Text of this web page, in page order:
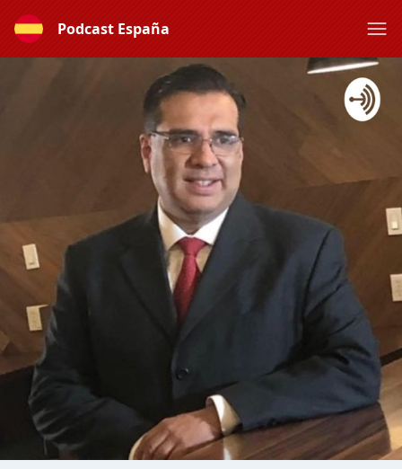
Podcast España